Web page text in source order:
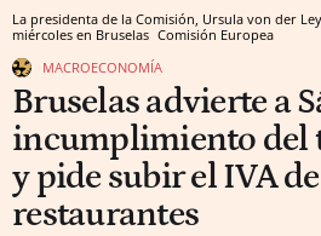
La presidenta de la Comisión, Ursula von der
miércoles en Bruselas Comisión Europea
MACROECONOMÍA
Bruselas advierte a
incumplimiento del
y pide subir el IVA
restaurantes